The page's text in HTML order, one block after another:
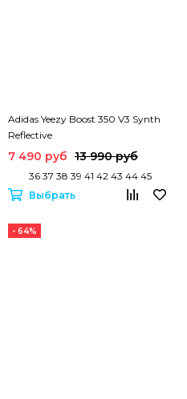
Adidas Yeezy Boost 350 V3 Synth
Reflective
7 490 руб 13 990 руб
36 37 38 39 41 42 43 44 45
Выбрать
- 64%